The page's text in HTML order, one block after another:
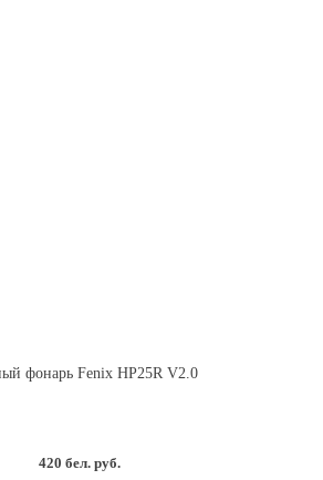
фонарь Fenix HP25R V2.0
420 бел. руб.